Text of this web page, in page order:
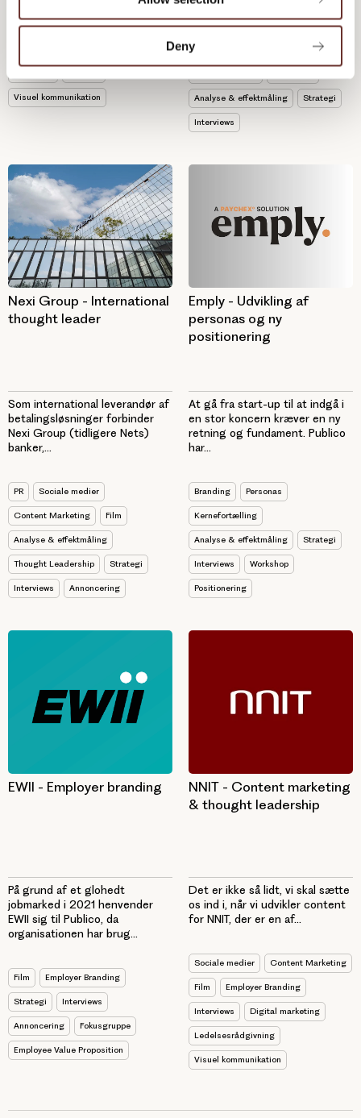
Deny
hjælper vi bedst muligt danske...
Visuel kommunikation
produkter...
Content Marketing
Analyse & effektmåling Strategi
Interviews
Nexi Group - International
thought leader
Som international leverandør af
betalingsløsninger forbinder
Nexi Group (tidligere Nets)
banker,...
PR Sociale medier
Content Marketing Film
Analyse & effektmåling
Thought Leadership Strategi
Interviews Annoncering
Emply - Udvikling af
personas og ny
positionering
At gå fra start-up til at indgå i
en stor koncern kræver en ny
retning og fundament. Publico
har...
Branding Personas
Kernefortælling
Analyse & effektmåling Strategi
Interviews Workshop
Positionering
EWII - Employer branding
På grund af et glohedt
jobmarked i 2021 henvender
EWII sig til Publico, da
organisationen har brug...
Film Employer Branding
Strategi Interviews
Annoncering Fokusgruppe
Employee Value Proposition
NNIT - Content marketing
& thought leadership
Det er ikke så lidt, vi skal sætte
os ind i, når vi udvikler content
for NNIT, der er en af...
Sociale medier Content Marketing
Film Employer Branding
Interviews Digital marketing
Ledelsesrådgivning
Visuel kommunikation